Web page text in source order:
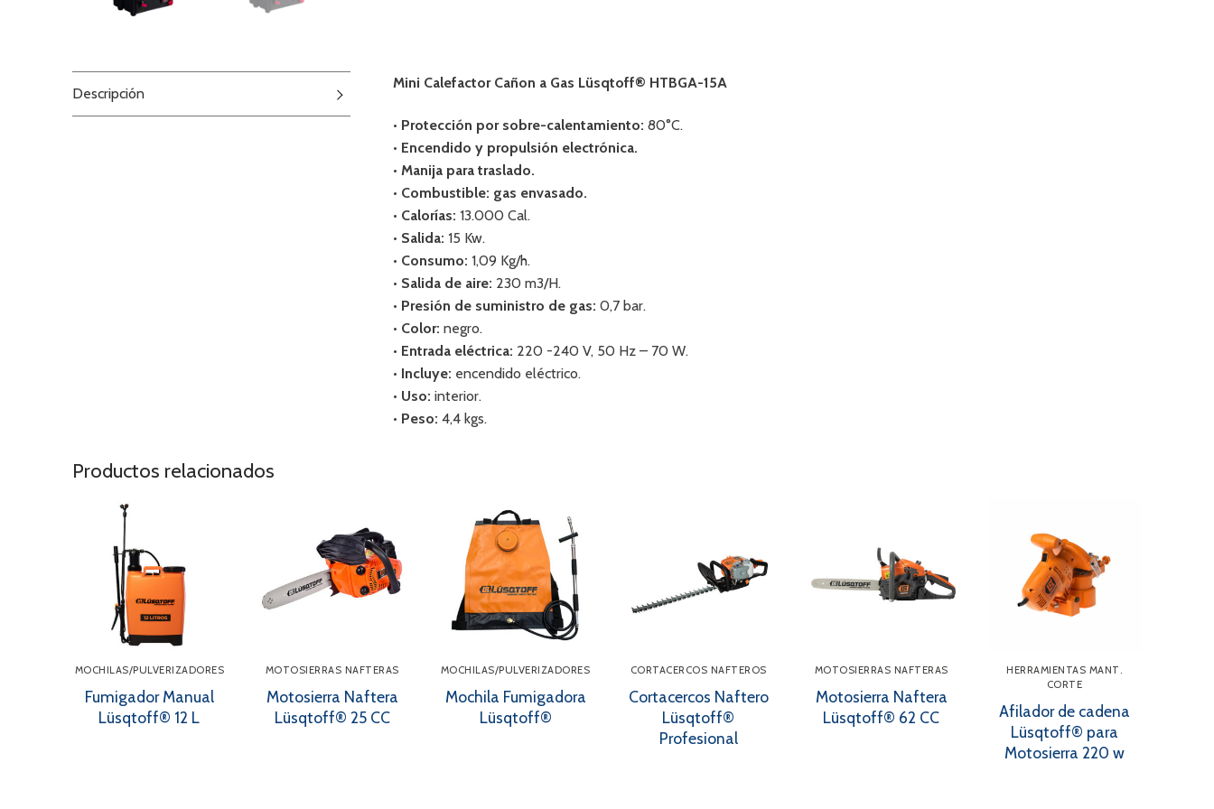
Descripción
Mini Calefactor Cañon a Gas Lüsqtoff® HTBGA-15A
• Protección por sobre-calentamiento: 80°C.
• Encendido y propulsión electrónica.
• Manija para traslado.
• Combustible: gas envasado.
• Calorías: 13.000 Cal.
• Salida: 15 Kw.
• Consumo: 1,09 Kg/h.
• Salida de aire: 230 m3/H.
• Presión de suministro de gas: 0,7 bar.
• Color: negro.
• Entrada eléctrica: 220 -240 V, 50 Hz – 70 W.
• Incluye: encendido eléctrico.
• Uso: interior.
• Peso: 4,4 kgs.
Productos relacionados
MOCHILAS/PULVERIZADORES
Fumigador Manual
Lüsqtoff® 12 L
MOTOSIERRAS NAFTERAS
Motosierra Naftera
Lüsqtoff® 25 CC
MOCHILAS/PULVERIZADORES
Mochila Fumigadora
Lüsqtoff®
CORTACERCOS NAFTEROS
Cortacercos Naftero
Lüsqtoff®
Profesional
MOTOSIERRAS NAFTERAS
Motosierra Naftera
Lüsqtoff® 62 CC
HERRAMIENTAS MANT.
CORTE
Afilador de cadena
Lüsqtoff® para
Motosierra 220 w